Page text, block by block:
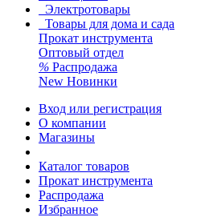
Электротовары
Товары для дома и сада
Прокат инструмента
Оптовый отдел
% Распродажа
New Новинки
Вход или регистрация
О компании
Магазины
Каталог товаров
Прокат инструмента
Распродажа
Избранное